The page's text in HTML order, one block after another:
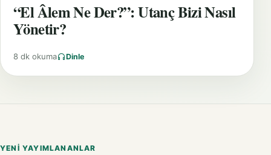
“El Âlem Ne Der?”: Utanç Bizi Nasıl
Yönetir?
8 dk okuma Dinle
YENI YAYIMLANANLAR